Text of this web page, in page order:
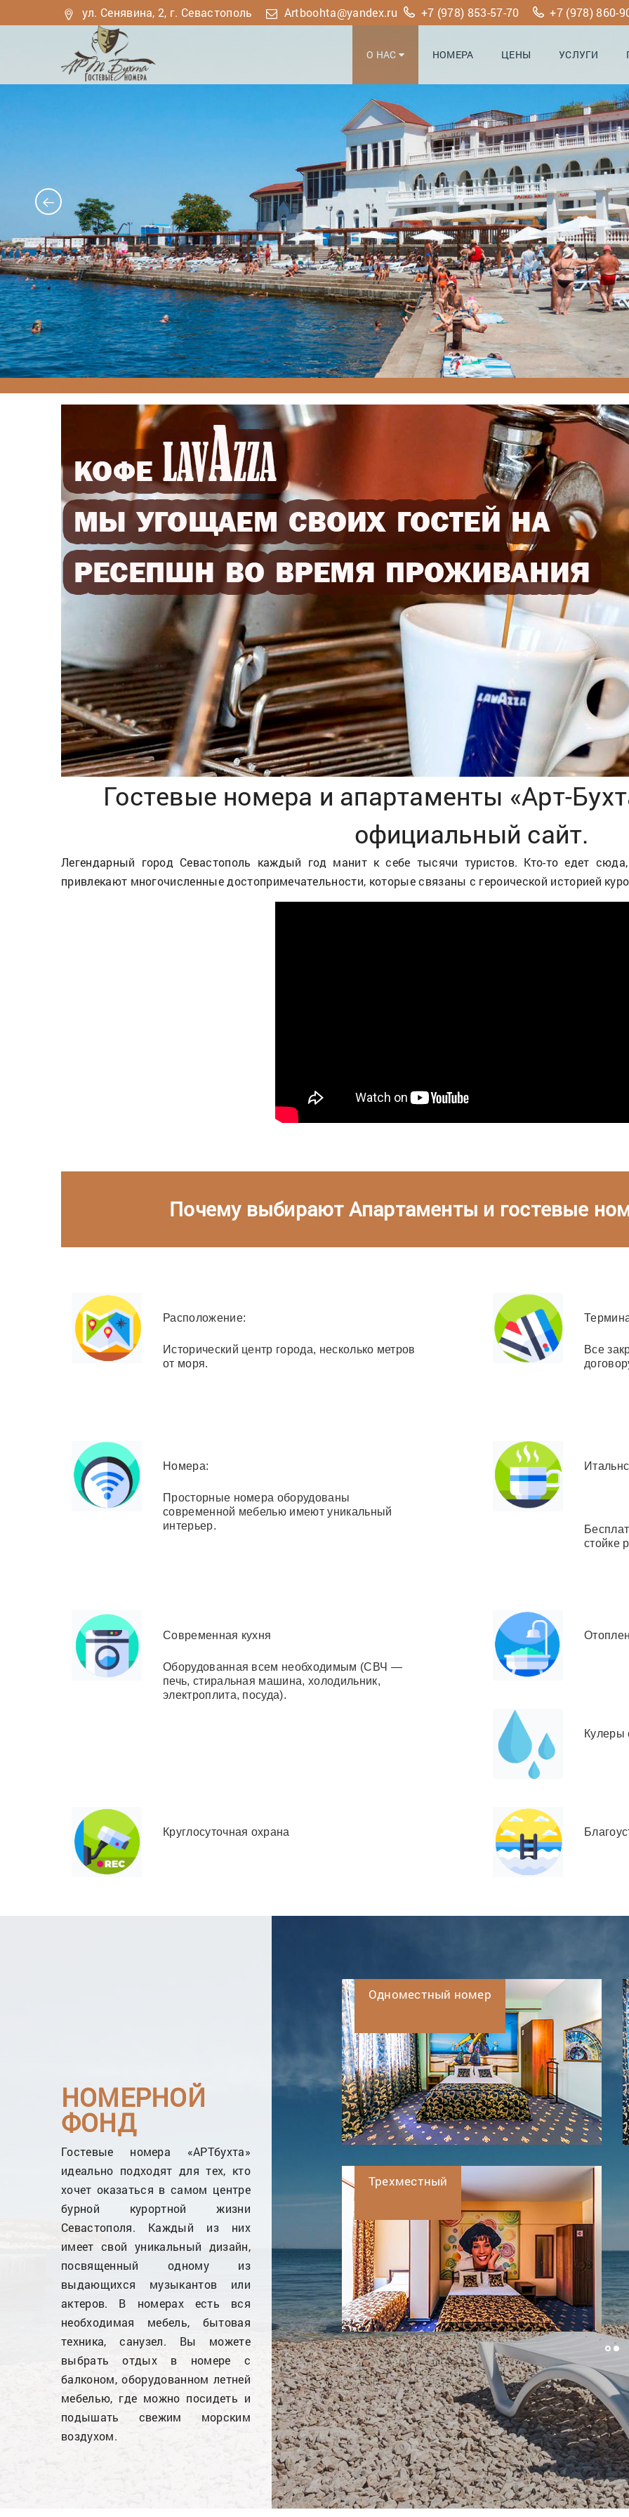
ул. Сенявина, 2, г. Севастополь Artboohta@yandex.ru +7 (978) 853-57-70 +7 (978) 860-
О НАС НОМЕРА ЦЕНЫ УСЛУГИ
Гостевые номера и апартаменты «Арт-
официальный сайт.
Легендарный город Севастополь каждый год манит к себе тысячи туристов. Кто-то едет
привлекают многочисленные достопримечательности, которые связаны с героической историей
Почему выбирают Апартаменты и гостевые
Расположение:
Исторический центр города, несколько метров
от моря.
Все
Номера:
Просторные номера оборудованы
современной мебелью имеют уникальный
интерьер.
стойке
Современная кухня
Оборудованная всем необходимым (СВЧ —
печь, стиральная машина, холодильник,
электроплита, посуда).
Кулеры
Круглосуточная охрана
НОМЕРНОЙ
ФОНД
Гостевые номера «АРТбухта»
идеально подходят для тех, кто
хочет оказаться в самом центре
бурной курортной жизни
Севастополя. Каждый из них
имеет свой уникальный дизайн,
посвященный одному из
выдающихся музыкантов или
актеров. В номерах есть вся
необходимая мебель, бытовая
техника, санузел. Вы можете
выбрать отдых в номере с
балконом, оборудованном летней
мебелью, где можно посидеть и
подышать свежим морским
воздухом.
Апартаменты с террасой
Одноместный номер
Трехместный